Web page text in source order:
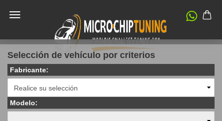
Selección de vehículo por criterios
Fabricante:
Modelo: